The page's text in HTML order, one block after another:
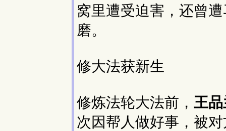
窝里遭受迫害，还曾
磨。
修大法获新生
修炼法轮大法前， 王
次因帮人做好事，被